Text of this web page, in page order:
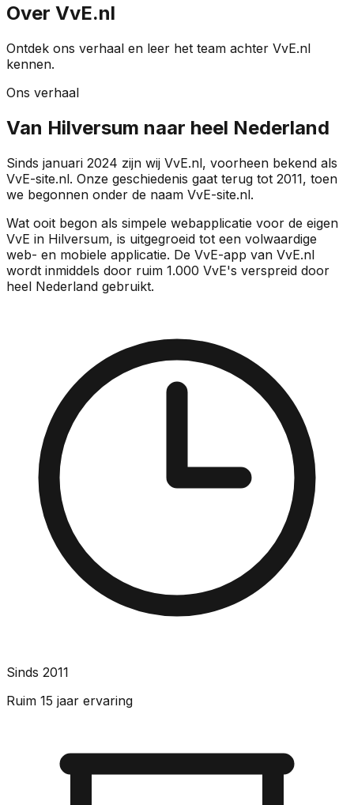
Over VvE.nl
Ontdek ons verhaal en leer het team achter VvE.nl
kennen.
Ons verhaal
Van Hilversum naar heel Nederland
Sinds januari 2024 zijn wij VvE.nl, voorheen bekend als
VvE-site.nl. Onze geschiedenis gaat terug tot 2011, toen
we begonnen onder de naam VvE-site.nl.
Wat ooit begon als simpele webapplicatie voor de eigen
VvE in Hilversum, is uitgegroeid tot een volwaardige
web- en mobiele applicatie. De VvE-app van VvE.nl
wordt inmiddels door ruim 1.000 VvE's verspreid door
heel Nederland gebruikt.
Sinds 2011
Ruim 15 jaar ervaring